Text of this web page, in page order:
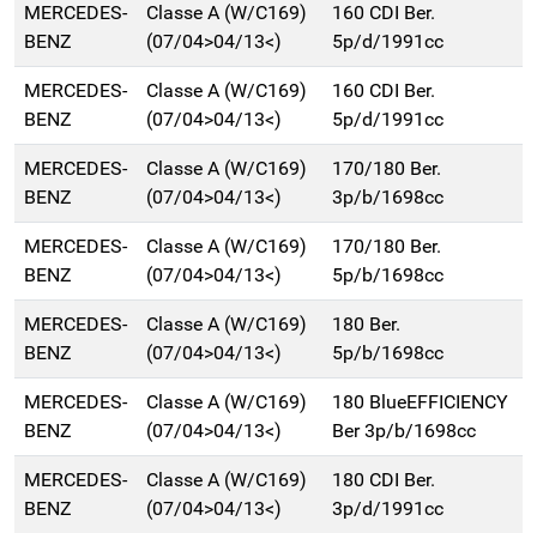
MERCEDES-
BENZ
Classe A (W/C169)
(07/04>04/13<)
160 CDI Ber.
5p/d/1991cc
MERCEDES-
BENZ
Classe A (W/C169)
(07/04>04/13<)
160 CDI Ber.
5p/d/1991cc
MERCEDES-
BENZ
Classe A (W/C169)
(07/04>04/13<)
170/180 Ber.
3p/b/1698cc
MERCEDES-
BENZ
Classe A (W/C169)
(07/04>04/13<)
170/180 Ber.
5p/b/1698cc
MERCEDES-
BENZ
Classe A (W/C169)
(07/04>04/13<)
180 Ber.
5p/b/1698cc
MERCEDES-
BENZ
Classe A (W/C169)
(07/04>04/13<)
180 BlueEFFICIENCY
Ber 3p/b/1698cc
MERCEDES-
BENZ
Classe A (W/C169)
(07/04>04/13<)
180 CDI Ber.
3p/d/1991cc